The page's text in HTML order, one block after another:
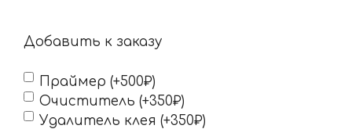
Добавить к заказу
Праймер (+500₽)
Очиститель (+350₽)
Удалитель клея (+350₽)